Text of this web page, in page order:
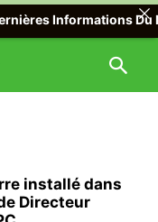
installé dans
Directeur
Informations